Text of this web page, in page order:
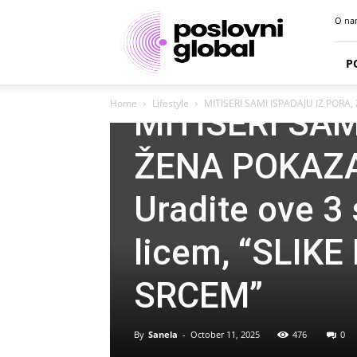
Poslovni
portal
O
Home Lifestyle MITISERI SAMI ISPADAJU IZ
MITISERI
ŽENA
Uradite ove
licem,
SRCEM”
By Sanela - October 11, 2025 476 0